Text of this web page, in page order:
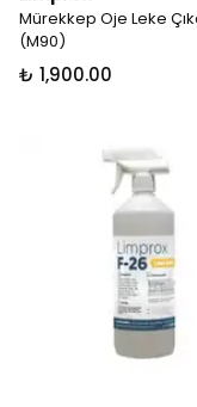
Mürekkep Oje Leke
(M90)
₺ 1,900.00